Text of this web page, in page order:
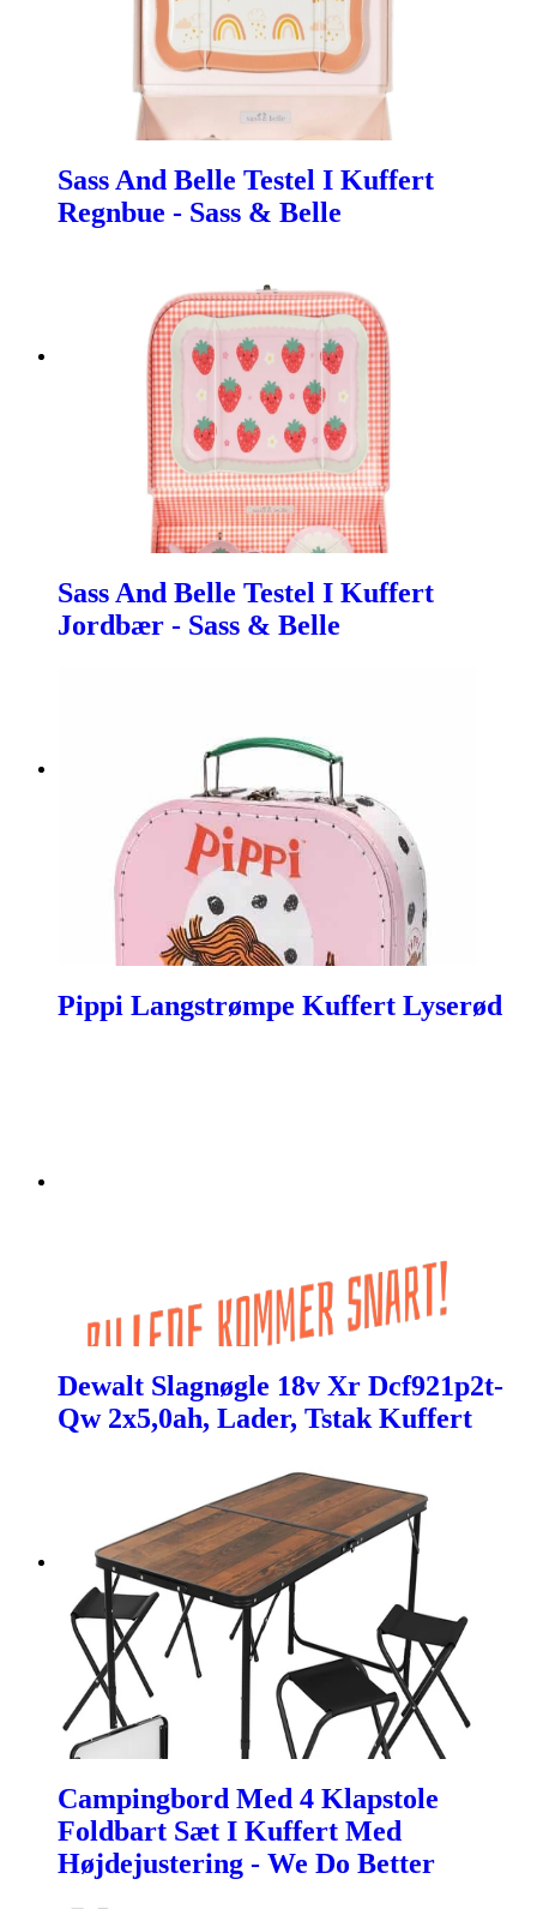
Sass And Belle Testel I Kuffert
Regnbue - Sass & Belle
Sass And Belle Testel I Kuffert
Jordbær - Sass & Belle
Pippi Langstrømpe Kuffert Lyserød
Dewalt Slagnøgle 18v Xr Dcf921p2t-
Qw 2x5,0ah, Lader, Tstak Kuffert
Campingbord Med 4 Klapstole
Foldbart Sæt I Kuffert Med
Højdejustering - We Do Better